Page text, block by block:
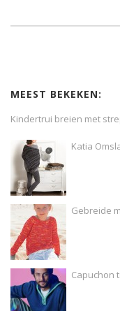
MEEST BEKEKEN:
Kindertrui breien met
Katia
Gebreide
Capuchon